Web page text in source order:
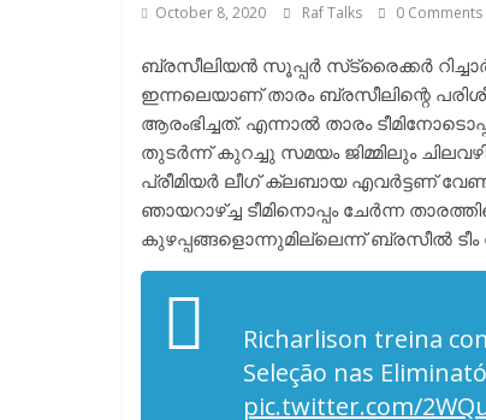
October 8, 2020 Raf Talks 0 Comments
ബ്രസീലിയൻ സൂപ്പർ സ്‌ട്രൈക്കർ
ഇന്നലെയാണ് താരം ബ്രസീലിന്റെ
ആരംഭിച്ചത്. എന്നാൽ താരം
തുടർന്ന് കുറച്ചു സമയം ജിമ്മിലും
പ്രീമിയർ ലീഗ് ക്ലബായ എവർട്ടണ്
ഞായറാഴ്ച്ച ടീമിനൊപ്പം ചേർന്ന
കുഴപ്പങ്ങളൊന്നുമില്ലെന്ന് ബ്രസീൽ
Richarlison treina
Seleção nas
pic.twitter.com/